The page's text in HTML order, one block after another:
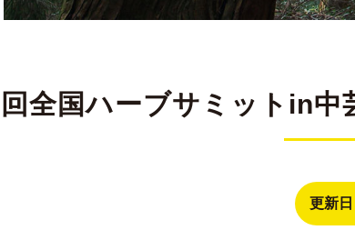
全国ハーブサミットin
更新